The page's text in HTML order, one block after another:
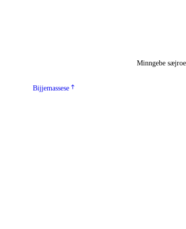
Minngebe sæjroe
Bijjemassese